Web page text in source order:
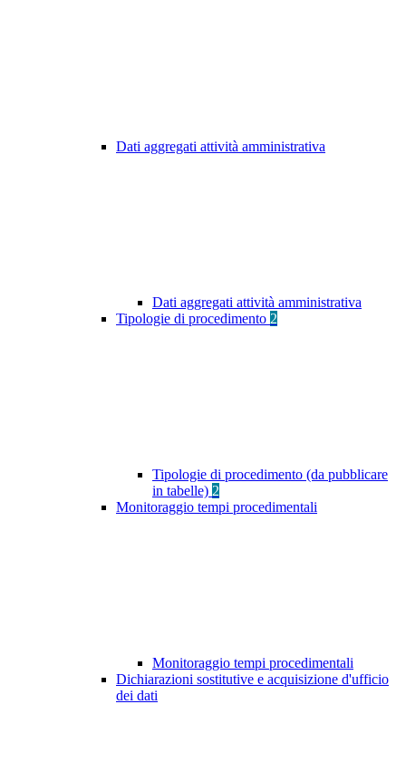
Dati aggregati attività amministrativa
Dati aggregati attività amministrativa
Tipologie di procedimento 2
Tipologie di procedimento (da pubblicare
in tabelle) 2
Monitoraggio tempi procedimentali
Monitoraggio tempi procedimentali
Dichiarazioni sostitutive e acquisizione d'ufficio
dei dati